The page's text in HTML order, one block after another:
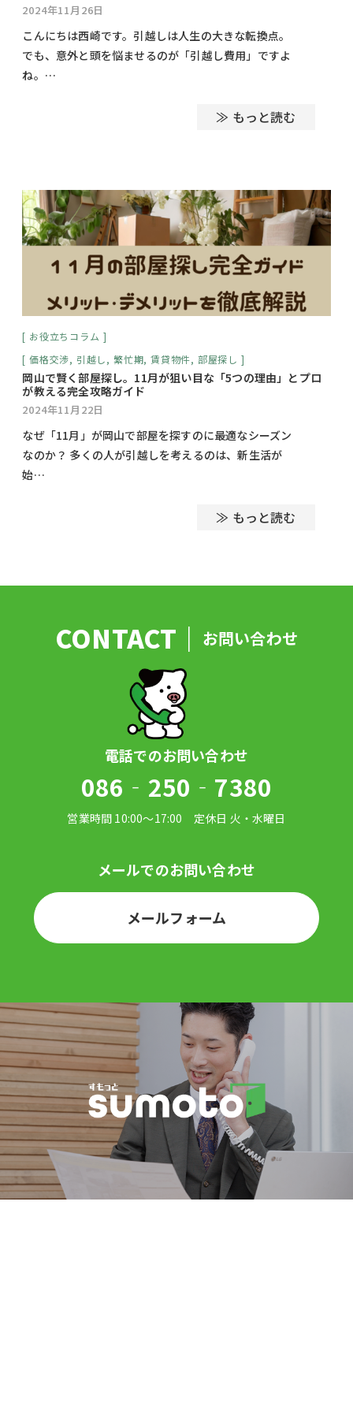
2024年11月26日
こんにちは西崎です。引越しは人生の大きな転換点。
でも、意外と頭を悩ませるのが「引越し費用」ですよ
ね。…
≫ もっと読む
お役立ちコラム
価格交渉, 引越し, 繁忙期, 賃貸物件, 部屋探し
岡山で賢く部屋探し。11月が狙い目な「5つの理由」とプロ
が教える完全攻略ガイド
2024年11月22日
なぜ「11月」が岡山で部屋を探すのに最適なシーズン
なのか？ 多くの人が引越しを考えるのは、新生活が
始…
≫ もっと読む
お問い合わせ
086‐250‐7380
メールフォーム